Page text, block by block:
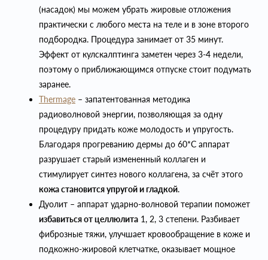
(насадок) мы можем убрать жировые отложения
практически с любого места на теле и в зоне второго
подбородка. Процедура занимает от 35 минут.
Эффект от кулскалптинга заметен через 3-4 недели,
поэтому о приближающимся отпуске стоит подумать
заранее.
Thermage – запатентованная методика
радиоволновой энергии, позволяющая за одну
процедуру придать коже молодость и упругость.
Благодаря прогреванию дермы до 60*С аппарат
разрушает старый измененный коллаген и
стимулирует синтез нового коллагена, за счёт этого
кожа становится упругой и гладкой.
Дуолит – аппарат ударно-волновой терапии поможет
избавиться от целлюлита 1, 2, 3 степени. Разбивает
фиброзные тяжи, улучшает кровообращение в коже и
подкожно-жировой клетчатке, оказывает мощное